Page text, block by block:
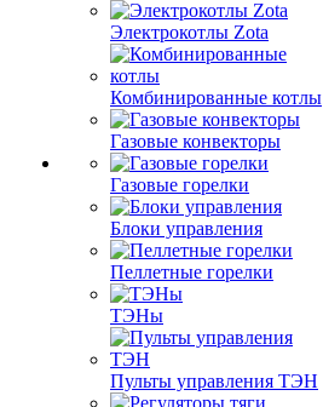
Электрокотлы Zota
Комбинированные котлы
Газовые конвекторы
Газовые горелки
Блоки управления
Пеллетные горелки
ТЭНы
Пульты управления ТЭН